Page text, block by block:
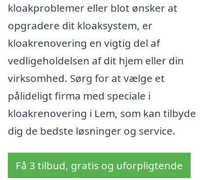
kloakproblemer eller blot ønsker at
opgradere dit kloaksystem, er
kloakrenovering en vigtig del af
vedligeholdelsen af dit hjem eller din
virksomhed. Sørg for at vælge et
pålideligt firma med speciale i
kloakrenovering i Lem, som kan tilbyde
dig de bedste løsninger og service.
Få 3 tilbud, gratis og uforpligtende